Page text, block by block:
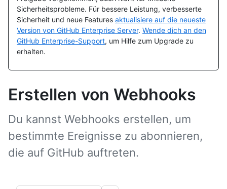
Sicherheitsprobleme. Für bessere Leistung, verbesserte
Sicherheit und neue Features aktualisiere auf die neueste
Version von GitHub Enterprise Server. Wende dich an den
GitHub Enterprise-Support, um Hilfe zum Upgrade zu
erhalten.
Erstellen von Webhooks
Du kannst Webhooks erstellen, um
bestimmte Ereignisse zu abonnieren,
die auf GitHub auftreten.